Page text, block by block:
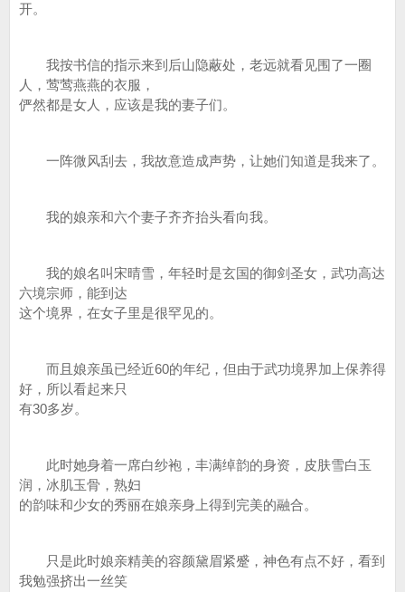
开。
我按书信的指示来到后山隐蔽处，老远就看见围了一圈
人，莺莺燕燕的衣服，
俨然都是女人，应该是我的妻子们。
一阵微风刮去，我故意造成声势，让她们知道是我来了。
我的娘亲和六个妻子齐齐抬头看向我。
我的娘名叫宋晴雪，年轻时是玄国的御剑圣女，武功高达
六境宗师，能到达
这个境界，在女子里是很罕见的。
而且娘亲虽已经近60的年纪，但由于武功境界加上保养得
好，所以看起来只
有30多岁。
此时她身着一席白纱袍，丰满绰韵的身资，皮肤雪白玉
润，冰肌玉骨，熟妇
的韵味和少女的秀丽在娘亲身上得到完美的融合。
只是此时娘亲精美的容颜黛眉紧蹙，神色有点不好，看到
我勉强挤出一丝笑